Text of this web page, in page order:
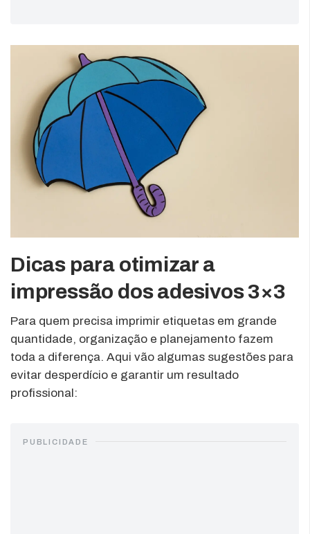
Dicas para otimizar a
impressão dos adesivos 3×3
Para quem precisa imprimir etiquetas em grande
quantidade, organização e planejamento fazem
toda a diferença. Aqui vão algumas sugestões para
evitar desperdício e garantir um resultado
profissional:
PUBLICIDADE